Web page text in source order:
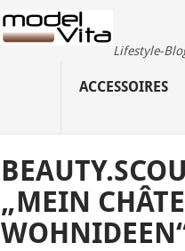
Lifestyle-
ACCESSOIRES
„MEIN